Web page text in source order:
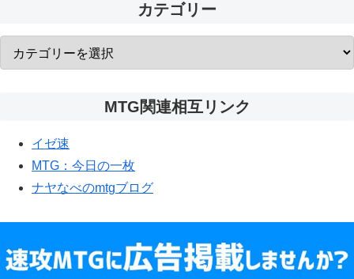
カテゴリー
MTG関連相互リンク
イゼ速
MTG：今日の一枚
ナヤなべのmtgブログ